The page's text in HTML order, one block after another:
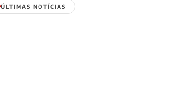
ÚLTIMAS NOTÍCIAS